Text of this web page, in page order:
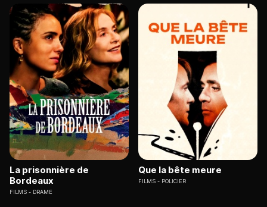
La prisonnière de
Bordeaux
FILMS DRAME
Que la bête meure
FILMS POLICIER